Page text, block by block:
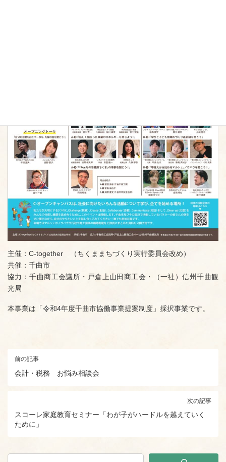
主催：C-together （ちくままちづくり実行委員会改め）
共催：千曲市
協力：千曲商工会議所・戸倉上山田商工会・（一社）信州千曲観
光局
本事業は「令和4年度千曲市協働事業提案制度」採択事業です。
前の記事
会計・税務 お悩み相談会
次の記事
スコーレ家庭教育セミナー「わが子がハードルを越えていく
ために」